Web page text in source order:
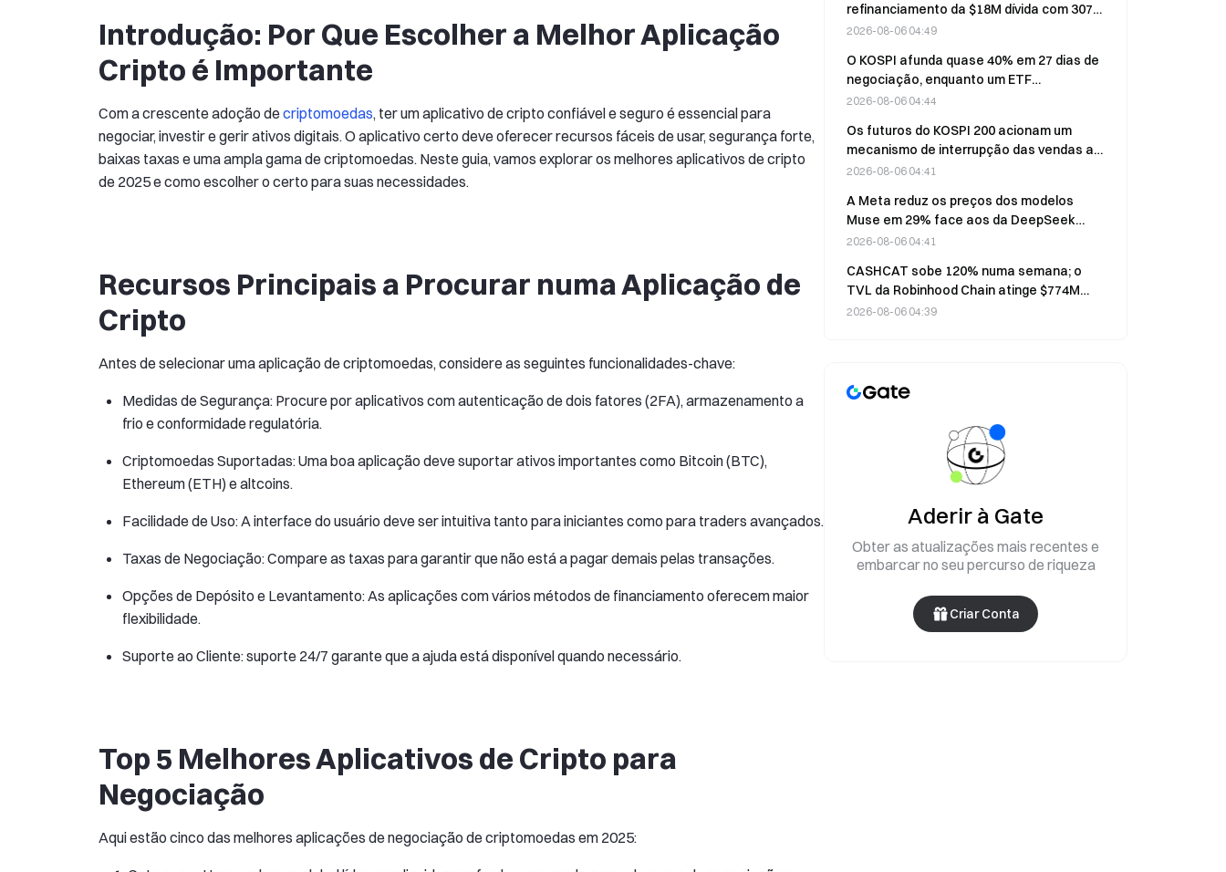
Introdução: Por Que Escolher a Melhor Aplicação
Cripto é Importante
Com a crescente adoção decriptomoedas, ter um aplicativo de cripto confiável e seguro é essencial para
negociar, investir e gerir ativos digitais. O aplicativo certo deve oferecer recursos fáceis de usar, segurança forte,
baixas taxas e uma ampla gama de criptomoedas. Neste guia, vamos explorar os melhores aplicativos de cripto
de 2025 e como escolher o certo para suas necessidades.
Recursos Principais a Procurar numa Aplicação de
Cripto
Antes de selecionar uma aplicação de criptomoedas, considere as seguintes funcionalidades-chave:
Medidas de Segurança: Procure por aplicativos com autenticação de dois fatores (2FA), armazenamento a
frio e conformidade regulatória.
Criptomoedas Suportadas: Uma boa aplicação deve suportar ativos importantes como Bitcoin (BTC),
Ethereum (ETH) e altcoins.
Facilidade de Uso: A interface do usuário deve ser intuitiva tanto para iniciantes como para traders avançados.
Taxas de Negociação: Compare as taxas para garantir que não está a pagar demais pelas transações.
Opções de Depósito e Levantamento: As aplicações com vários métodos de financiamento oferecem maior
flexibilidade.
Suporte ao Cliente: suporte 24/7 garante que a ajuda está disponível quando necessário.
Top 5 Melhores Aplicativos de Cripto para
Negociação
Aqui estão cinco das melhores aplicações de negociação de criptomoedas em 2025:
refinanciamento da $18M dívida com 307
bitcoins como garantia
2026-08-06 04:49
O KOSPI afunda quase 40% em 27 dias de
negociação, enquanto um ETF
alavancado sobre uma única ação
2026-08-06 04:44
Os futuros do KOSPI 200 acionam um
mecanismo de interrupção das vendas a 6
de agosto, registando uma queda de
2026-08-06 04:41
A Meta reduz os preços dos modelos
Muse em 29% face aos da DeepSeek
para os utilizadores que partilham dados
2026-08-06 04:41
CASHCAT sobe 120% numa semana; o
TVL da Robinhood Chain atinge $774M
com ganhos de 20% em 7 dias
2026-08-06 04:39
Aderir à Gate
Obter as atualizações mais recentes e
embarcar no seu percurso de riqueza
Criar Conta